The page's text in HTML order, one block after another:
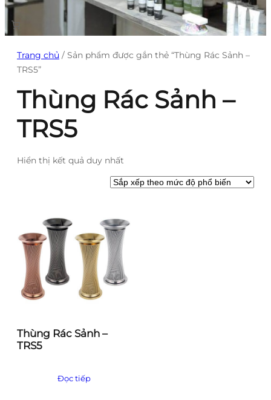
Trang chủ / Sản phẩm được gắn thẻ “Thùng Rác Sảnh –
TRS5”
Thùng Rác Sảnh –
TRS5
Hiển thị kết quả duy nhất
Thùng Rác Sảnh –
TRS5
Đọc tiếp